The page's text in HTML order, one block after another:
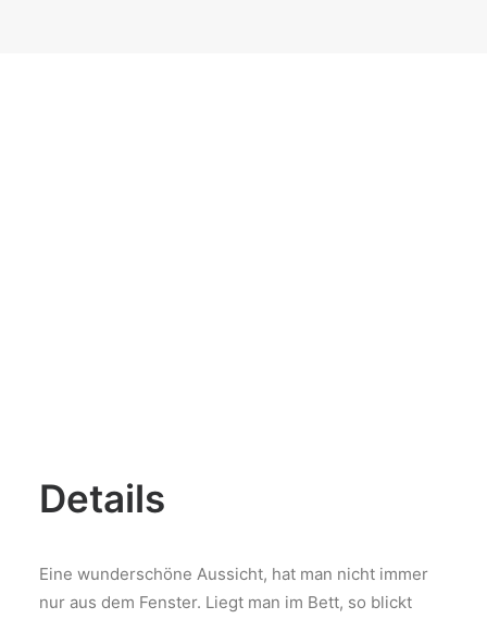
Details
Eine wunderschöne Aussicht, hat man nicht immer
nur aus dem Fenster. Liegt man im Bett, so blickt